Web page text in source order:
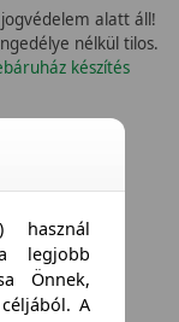
alatt áll!
nélkül tilos.
készítés
használ
legjobb
Önnek,
A